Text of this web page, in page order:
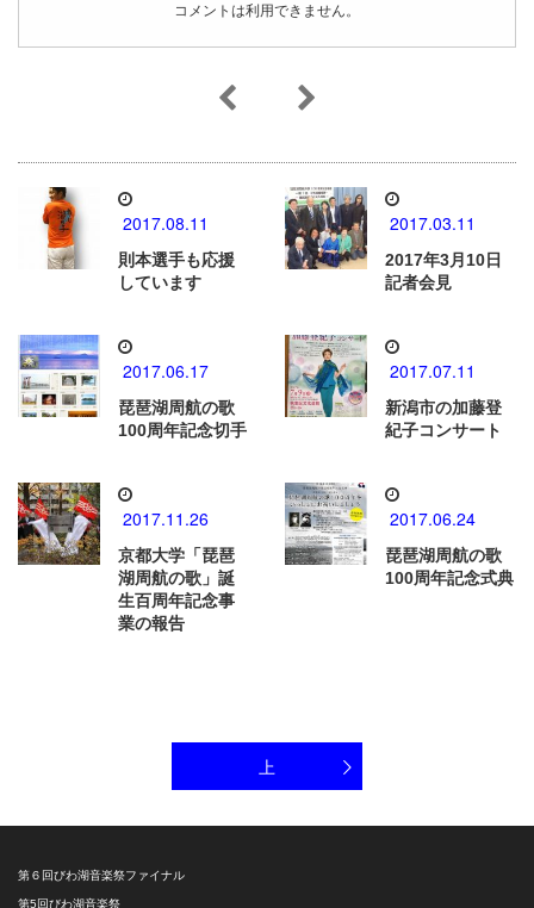
コメントは利用できません。
2017.08.11
則本選手も応援
しています
2017.03.11
2017年3月10日
記者会見
2017.06.17
琵琶湖周航の歌
100周年記念切手
2017.07.11
新潟市の加藤登
紀子コンサート
2017.11.26
京都大学「琵琶
湖周航の歌」誕
生百周年記念事
業の報告
2017.06.24
琵琶湖周航の歌
100周年記念式典
上
第６回びわ湖音楽祭ファイナル
第5回びわ湖音楽祭